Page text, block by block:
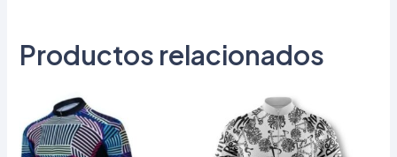
Productos relacionados